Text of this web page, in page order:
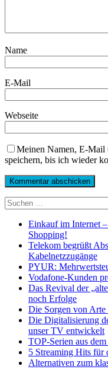
Name
E-Mail
Webseite
Meinen Namen, E-Mail
speichern, bis ich wieder
Suchen
nach:
Einkauf im Internet
Shopping!
Telekom begrüßt
Kabelnetzzugänge
PYUR:
Vodafone-Kunden
Das Revival der
noch Erfolge
Die Sorgen von Arte
Die Digitalisierung
unser TV entwickelt
TOP-Serien aus
5 Streaming Hits für
Alternativen zum